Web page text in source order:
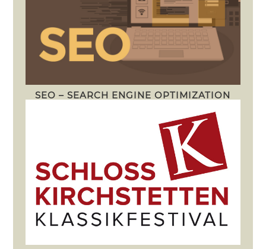
SEO – SEARCH ENGINE OPTIMIZATION